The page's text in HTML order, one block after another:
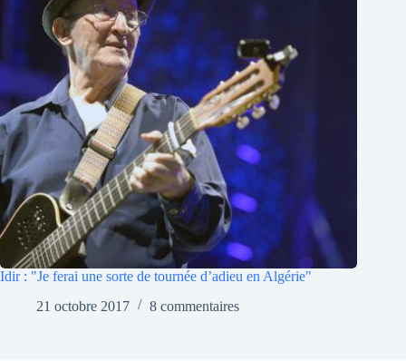
Idir : "Je ferai une sorte de tournée d’adieu en Algérie"
21 octobre 2017
8 commentaires